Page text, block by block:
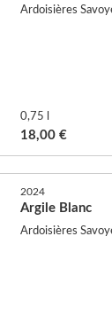
Ardoisières
0,75 l
18,00 €
2024
Argile Blanc
Ardoisières